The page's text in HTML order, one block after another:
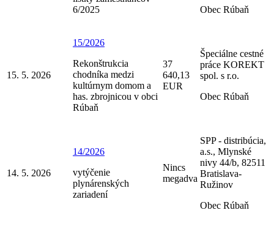
6/2025
Obec Rúbaň
15. 5. 2026
15/2026
Rekonštrukcia
chodníka medzi
kultúrnym domom a
has. zbrojnicou v obci
Rúbaň
37
640,13
EUR
Špeciálne cestné
práce KOREKT
spol. s r.o.
Obec Rúbaň
14. 5. 2026
14/2026
vytýčenie
plynárenských
zariadení
Nincs
megadva
SPP - distribúcia,
a.s., Mlynské
nivy 44/b, 82511
Bratislava-
Ružinov
Obec Rúbaň